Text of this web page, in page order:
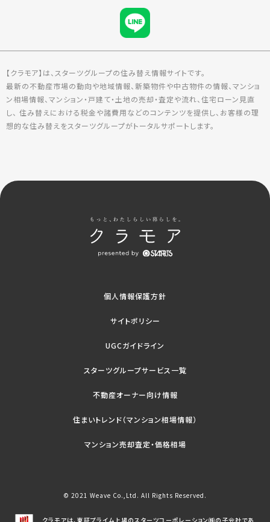
【クラモア】は、スターツグループの住み替え情報サイトです。
最新の不動産市場の動向や地域情報、新築物件や中古物件の情報、マンショ
ン相場情報、マンション・戸建て・土地の売却・査定や流れ、住宅ローン見直
し、 住み替えにおける税金や諸費用などのコンテンツを提供し、お客様の理
想的な住み替えをスターツグループがトータルサポートします。
個人情報保護方針
サイトポリシー
UGCガイドライン
スターツグループサービス一覧
不動産オーナー向け情報
住まいトレンド（マンション相場情報）
マンション売却査定・価格相場
© 2021 Weave Co.,Ltd. All Rights Reserved.
クラモアは、東証プライム上場のスターツコーポレーション㈱の子会社であ